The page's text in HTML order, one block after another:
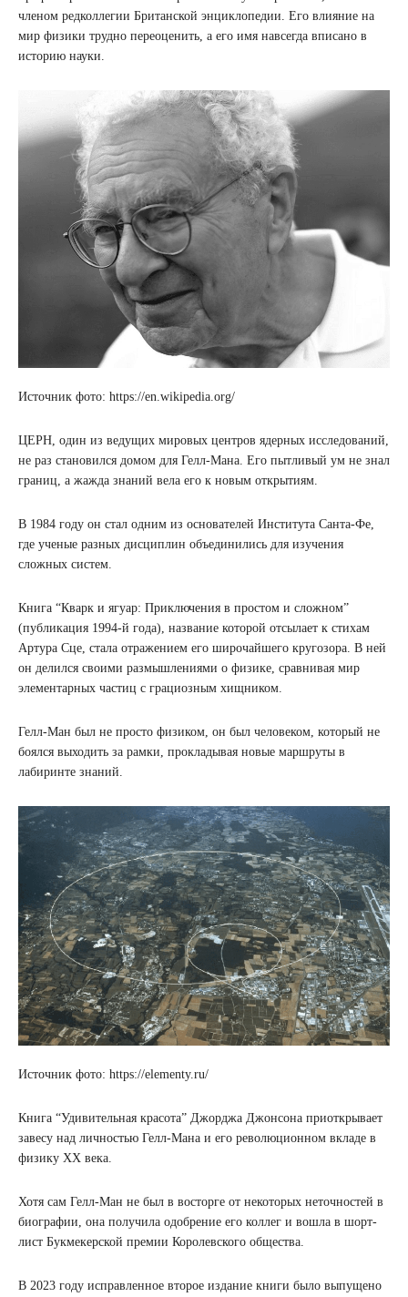
членом редколлегии Британской энциклопедии. Его влияние на
мир физики трудно переоценить, а его имя навсегда вписано в
историю науки.
Источник фото: https://en.wikipedia.org/
ЦЕРН, один из ведущих мировых центров ядерных исследований,
не раз становился домом для Гелл-Мана. Его пытливый ум не знал
границ, а жажда знаний вела его к новым открытиям.
В 1984 году он стал одним из основателей Института Санта-Фе,
где ученые разных дисциплин объединились для изучения
сложных систем.
Книга “Кварк и ягуар: Приключения в простом и сложном”
(публикация 1994-й года), название которой отсылает к стихам
Артура Сце, стала отражением его широчайшего кругозора. В ней
он делился своими размышлениями о физике, сравнивая мир
элементарных частиц с грациозным хищником.
Гелл-Ман был не просто физиком, он был человеком, который не
боялся выходить за рамки, прокладывая новые маршруты в
лабиринте знаний.
Источник фото: https://elementy.ru/
Книга “Удивительная красота” Джорджа Джонсона приоткрывает
завесу над личностью Гелл-Мана и его революционном вкладе в
физику XX века.
Хотя сам Гелл-Ман не был в восторге от некоторых неточностей в
биографии, она получила одобрение его коллег и вошла в шорт-
лист Букмекерской премии Королевского общества.
В 2023 году исправленное второе издание книги было выпущено